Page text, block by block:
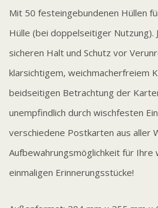
Mit 50 festeingebundenen Hüllen
Hülle (bei doppelseitiger Nutzung).
sicheren Halt und Schutz vor
klarsichtigem, weichmacherfreiem
beidseitigen Betrachtung der
unempfindlich durch wischfesten
verschiedene Postkarten aus aller
Aufbewahrungsmöglichkeit für Ihre
einmaligen Erinnerungsstücke!